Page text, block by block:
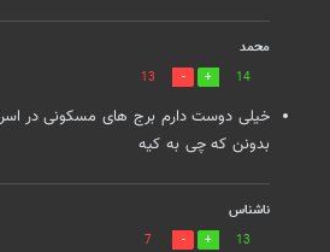
محمد
14
13
خیلی دوست دارم برج های مسکونی در
بدونن که چی به کیه
ناشناس
13
7